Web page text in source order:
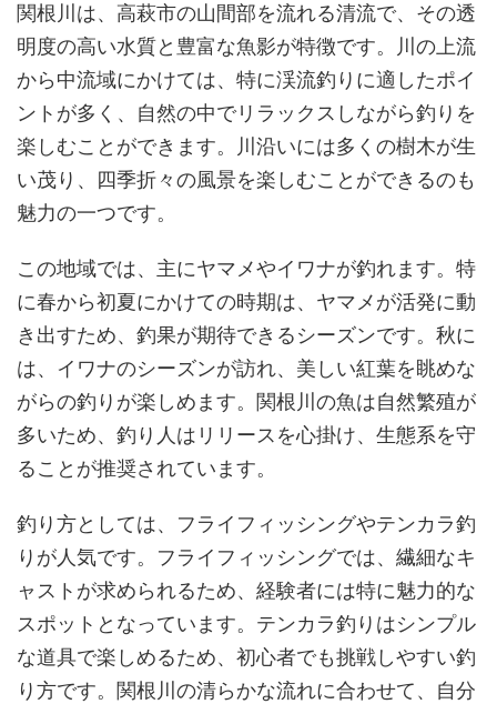
関根川は、高萩市の山間部を流れる清流で、その透
明度の高い水質と豊富な魚影が特徴です。川の上流
から中流域にかけては、特に渓流釣りに適したポイ
ントが多く、自然の中でリラックスしながら釣りを
楽しむことができます。川沿いには多くの樹木が生
い茂り、四季折々の風景を楽しむことができるのも
魅力の一つです。
この地域では、主にヤマメやイワナが釣れます。特
に春から初夏にかけての時期は、ヤマメが活発に動
き出すため、釣果が期待できるシーズンです。秋に
は、イワナのシーズンが訪れ、美しい紅葉を眺めな
がらの釣りが楽しめます。関根川の魚は自然繁殖が
多いため、釣り人はリリースを心掛け、生態系を守
ることが推奨されています。
釣り方としては、フライフィッシングやテンカラ釣
りが人気です。フライフィッシングでは、繊細なキ
ャストが求められるため、経験者には特に魅力的な
スポットとなっています。テンカラ釣りはシンプル
な道具で楽しめるため、初心者でも挑戦しやすい釣
り方です。関根川の清らかな流れに合わせて、自分